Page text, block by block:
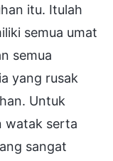
itu. Itulah
semua umat
semua
yang rusak
Untuk
watak serta
sangat